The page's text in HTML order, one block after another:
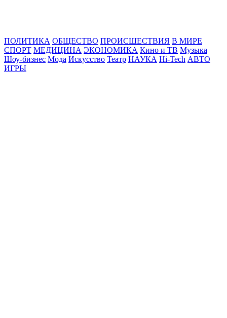
ПОЛИТИКА ОБЩЕСТВО ПРОИСШЕСТВИЯ В МИРЕ
СПОРТ МЕДИЦИНА ЭКОНОМИКА Кино и ТВ Музыка
Шоу-бизнес Мода Искусство Театр НАУКА Hi-Tech АВТО
ИГРЫ